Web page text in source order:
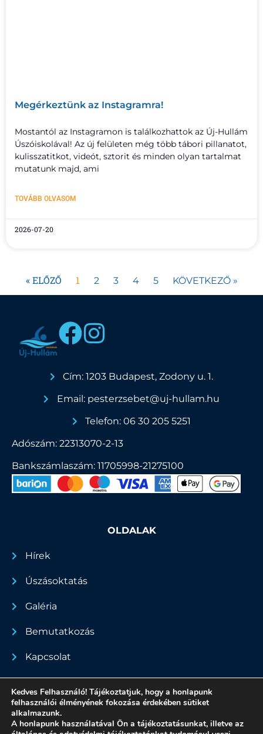
Megérkeztünk az Instagramra!
Mostantól az Instagramon is találkozhattok az Új-Hullám
Úszóiskolával! Az új felületen még több tábori pillanatot,
kulisszatitkot, videót, sztorit és minden olyan tartalmat
mutatunk majd, ami
TOVÁBB OLVASOM
2026-07-20
« ELŐZŐ 1 2 3 4 5 KÖVETKEZŐ »
Cím: 1203 Budapest, Zodony u. 1.
Email: pesterzsebet@uj-hullam.hu
Telefon: 06 30 205 5251
Adószám: 22313070-2-13
Bankszámlaszám: 11705998-21275100
OLDALAK
Hírek
Úszásoktatás
Galéria
Bemutatkozás
Kapcsolat
Dokumentumok
Kedves Felhasználó! Tájékoztatjuk, hogy a honlapunk
felhasználói élményének fokozása érdekében sütiket
alkalmazunk.
A honlapunk használatával Ön a tájékoztatásunkat, illetve az